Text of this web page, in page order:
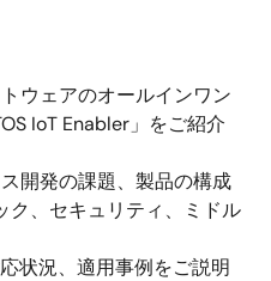
ウェアのオールインワン
IoT Enabler」をご紹介
開発の課題、製品の構成
ク、セキュリティ、ミドル
状況、適用事例をご説明